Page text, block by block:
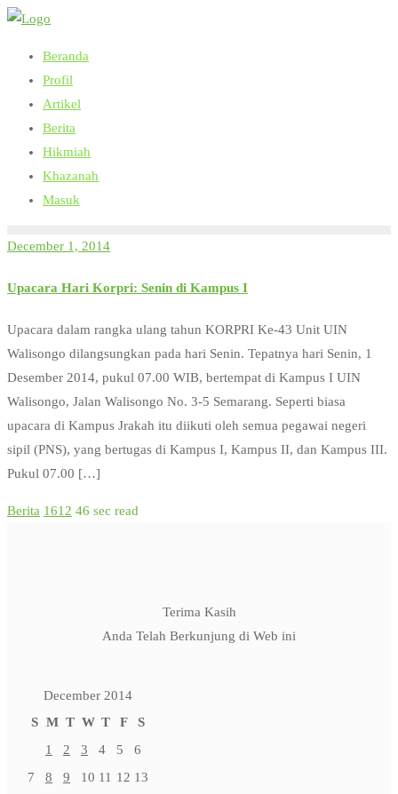
Skip
content
Beranda
Profil
Artikel
Berita
Hikmiah
Khazanah
Masuk
December 1, 2014
Upacara Hari Korpri: Senin di Kampus I
Upacara dalam rangka ulang tahun KORPRI Ke-43 Unit UIN
Walisongo dilangsungkan pada hari Senin. Tepatnya hari Senin, 1
Desember 2014, pukul 07.00 WIB, bertempat di Kampus I UIN
Walisongo, Jalan Walisongo No. 3-5 Semarang. Seperti biasa
upacara di Kampus Jrakah itu diikuti oleh semua pegawai negeri
sipil (PNS), yang bertugas di Kampus I, Kampus II, dan Kampus III.
Pukul 07.00 […]
Berita 1612 46 sec read
Terima Kasih
Anda Telah Berkunjung di Web ini
December 2014
S M T W T F
S
1
2 3 4 5
6
7
8 9 10 11 12 13